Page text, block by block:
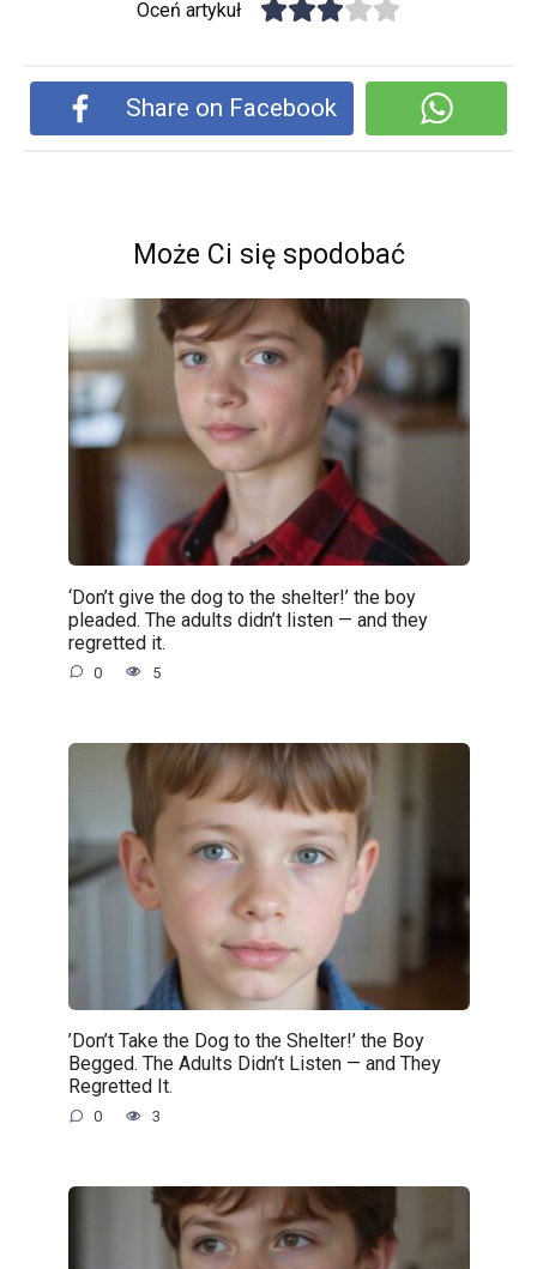
Oceń artykuł
Share on Facebook
Może Ci się spodobać
‘Don’t give the dog to the shelter!’ the boy
pleaded. The adults didn’t listen — and they
regretted it.
0 5
’Don’t Take the Dog to the Shelter!’ the Boy
Begged. The Adults Didn’t Listen — and They
Regretted It.
0 3